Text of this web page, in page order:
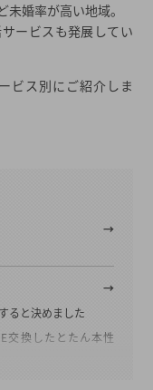
婚率が高い地域。
ービスも発展してい
ビス別にご紹介しま
ると決めました
交換したとたん本性